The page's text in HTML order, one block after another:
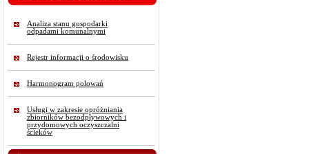
Analiza stanu gospodarki
odpadami komunalnymi
Rejestr informacji o środowisku
Harmonogram polowań
Usługi w zakresie opróżniania
zbiorników bezodpływowych i
przydomowych oczyszczalni
ścieków